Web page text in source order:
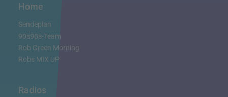
Home
Sendeplan
90s90s-Team
Rob Green Morning
Robs MIX UP
Radios